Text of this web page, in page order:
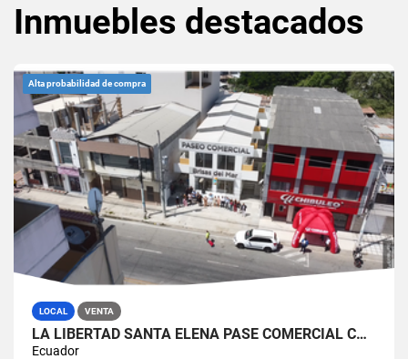
Inmuebles destacados
Alta probabilidad de compra
LOCAL VENTA
LA LIBERTAD SANTA ELENA PASE COMERCIAL CON 8 LOCALES EN VENTA
Ecuador